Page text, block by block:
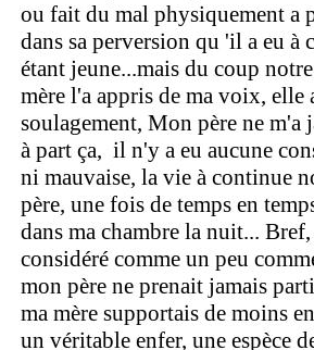
ou fait du mal physiquement a
dans sa perversion qu 'il a eu à
étant jeune...mais du coup
mère l'a appris de ma voix, elle
soulagement, Mon père ne m'a
à part ça, il n'y a eu aucune
ni mauvaise, la vie à continue
père, une fois de temps en
dans ma chambre la nuit... Bref,
considéré comme un peu
mon père ne prenait jamais
ma mère supportais de moins
un véritable enfer, une espèce